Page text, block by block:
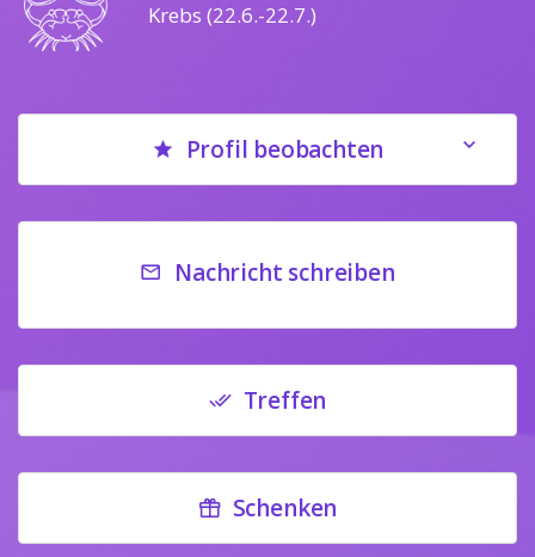
Krebs (22.6.-22.7.)
Profil beobachten
Nachricht schreiben
Treffen
Schenken